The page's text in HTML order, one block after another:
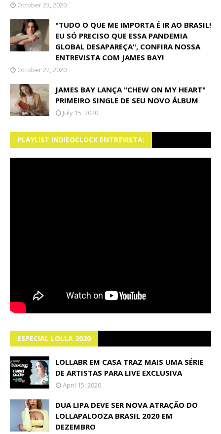
October 23, 2020
"TUDO O QUE ME IMPORTA É IR AO BRASIL!
EU SÓ PRECISO QUE ESSA PANDEMIA
GLOBAL DESAPAREÇA", CONFIRA NOSSA
ENTREVISTA COM JAMES BAY!
October 22, 2020
JAMES BAY LANÇA "CHEW ON MY HEART"
PRIMEIRO SINGLE DE SEU NOVO ÁLBUM
July 15, 2020
PLAYLIST INDIEOCLOCK ENTREVISTA:
ESPECIAL LOLLA 2020
LOLLABR EM CASA TRAZ MAIS UMA SÉRIE
DE ARTISTAS PARA LIVE EXCLUSIVA
April 15, 2020
DUA LIPA DEVE SER NOVA ATRAÇÃO DO
LOLLAPALOOZA BRASIL 2020 EM
DEZEMBRO